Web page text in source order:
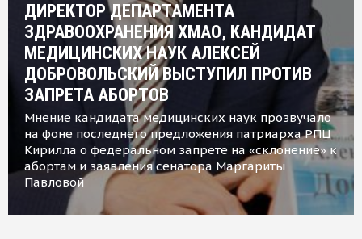
ДИРЕКТОР ДЕПАРТАМЕНТА
ЗДРАВООХРАНЕНИЯ ХМАО, КАНДИДАТ
МЕДИЦИНСКИХ НАУК АЛЕКСЕЙ
ДОБРОВОЛЬСКИЙ ВЫСТУПИЛ ПРОТИВ
ЗАПРЕТА АБОРТОВ
Мнение кандидата медицинских наук прозвучало
на фоне последнего предложения патриарха РПЦ
Кирилла о федеральном запрете на «склонение» к
абортам и заявления сенатора Маргариты
Павловой